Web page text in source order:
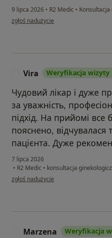
9 lipca 2026 • R2 Medic •
w opinii użytkownika M.K.
zgłoś nadużycie
Vira Weryfikacja wizyty
Чудовий лікар і дуже
за уважність,
підхід. На прийомі все
пояснено, відчувалася
пацієнта. Дуже
7 lipca 2026
• R2 Medic • konsultacja
w opinii użytkownika Vira
zgłoś nadużycie
Marzena Weryfikacja